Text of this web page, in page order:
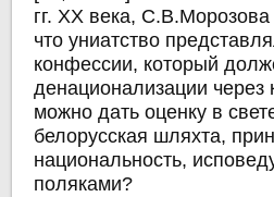
гг. ХХ века, С.В.Морозова
что униатство
конфессии, который
денационализации через
можно дать оценку в
белорусская шляхта,
национальность,
поляками?